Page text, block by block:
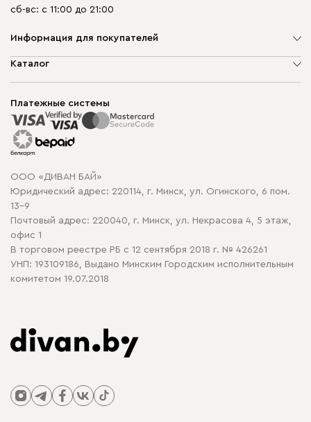
сб-вс: с 11:00 до 21:00
Информация для покупателей
О компании
Способы оплаты
Рассрочка и кредит
Гарантия
Карта сайта
Политика конфиденциальности
Политика в отношении обработки cookie
Каталог
Корпусная мебель
Распродажа мебели
Платежные системы
ООО «ДИВАН БАЙ»
Юридический адрес: 220114, г. Минск, ул. Огинского, 6 пом.
13-9
Почтовый адрес: 220040, г. Минск, ул. Некрасова 4, 5 этаж,
офис 1
В торговом реестре РБ с 12 сентября 2018 г. № 426261
УНП: 193109186, Выдано Минским Городским исполнительным
комитетом 19.07.2018